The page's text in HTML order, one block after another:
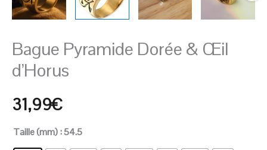
Bague Pyramide Dorée & Œil
d’Horus
31,99€
Taille (mm): 54.5